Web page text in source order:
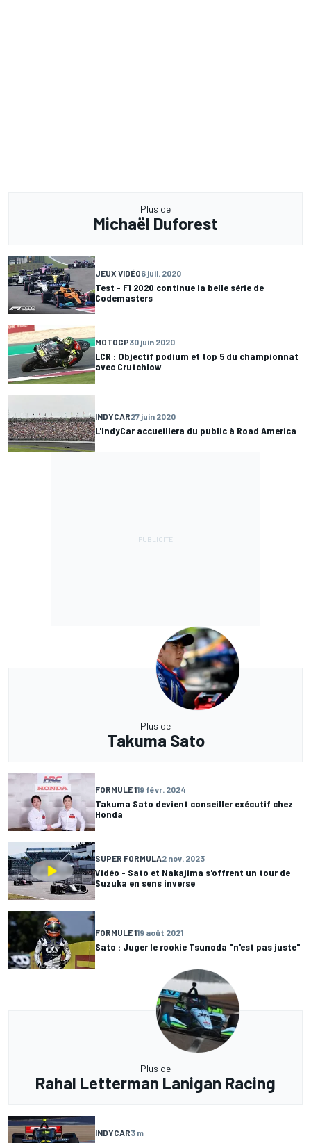
Plus de
Michaël Duforest
JEUX VIDÉO6 juil. 2020
Test - F1 2020 continue la belle série de
Codemasters
MOTOGP30 juin 2020
LCR : Objectif podium et top 5 du championnat
avec Crutchlow
INDYCAR27 juin 2020
L'IndyCar accueillera du public à Road America
Plus de
Takuma Sato
FORMULE 119 févr. 2024
Takuma Sato devient conseiller exécutif chez
Honda
SUPER FORMULA2 nov. 2023
Vidéo - Sato et Nakajima s'offrent un tour de
Suzuka en sens inverse
FORMULE 119 août 2021
Sato : Juger le rookie Tsunoda "n'est pas juste"
Plus de
Rahal Letterman Lanigan Racing
INDYCAR3 m